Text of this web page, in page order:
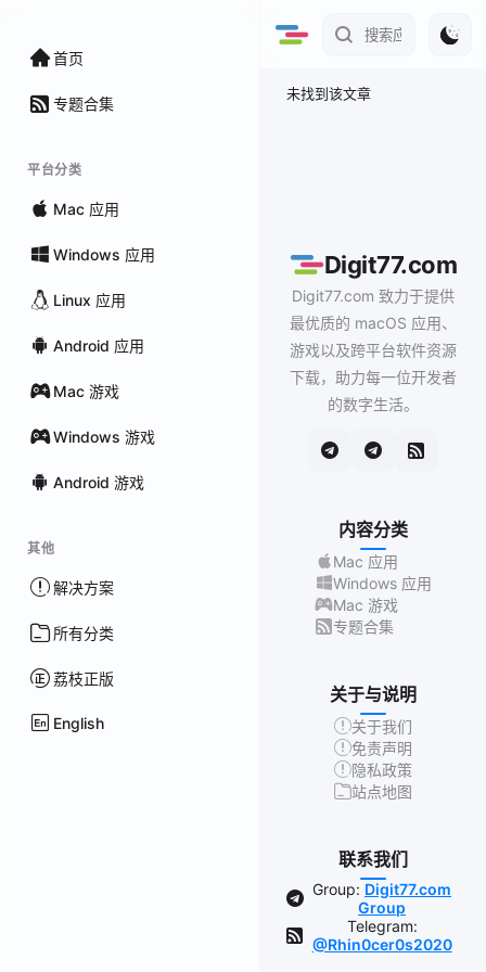
首页
专题合集
平台分类
Mac 应用
Windows 应用
Linux 应用
Android 应用
Mac 游戏
Windows 游戏
Android 游戏
其他
解决方案
所有分类
荔枝正版
English
未找到该文章
Digit77.com
Digit77.com 致力于提供
最优质的 macOS 应用、
游戏以及跨平台软件资源
下载，助力每一位开发者
的数字生活。
内容分类
Mac 应用
Windows 应用
Mac 游戏
专题合集
关于与说明
关于我们
免责声明
隐私政策
站点地图
联系我们
Group: Digit77.com
Group
Telegram:
@Rhin0cer0s2020